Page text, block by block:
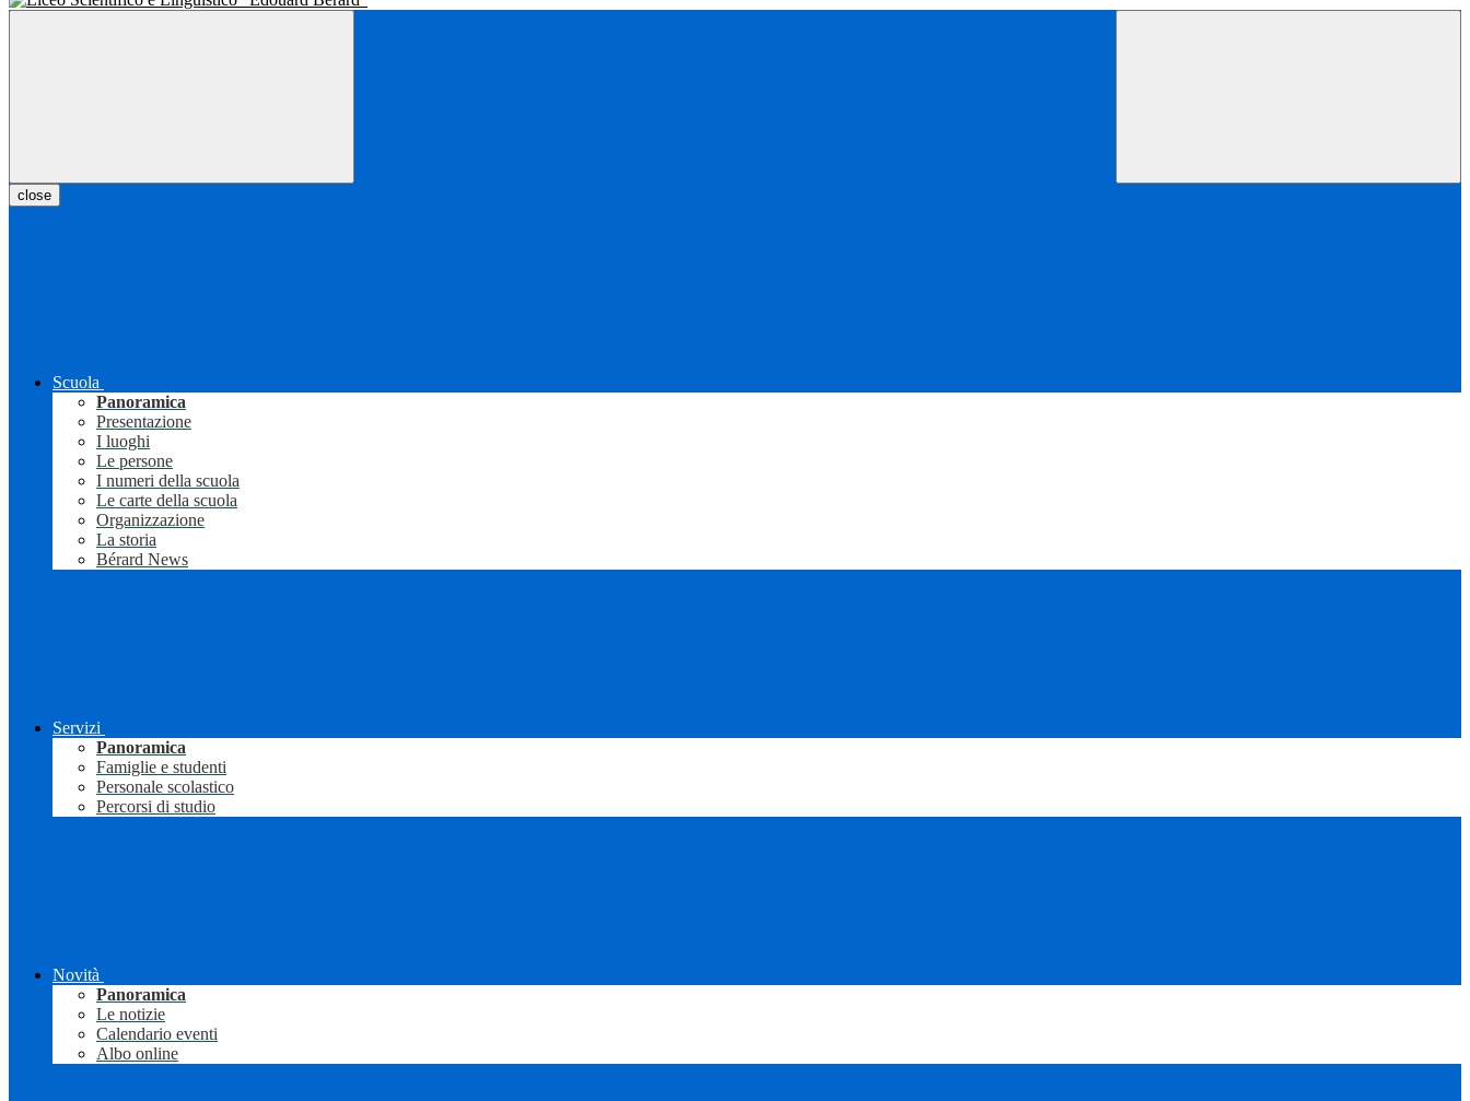
close
Scuola
Panoramica
Presentazione
I luoghi
Le persone
I numeri della scuola
Le carte della scuola
Organizzazione
La storia
Bérard News
Servizi
Panoramica
Famiglie e studenti
Personale scolastico
Percorsi di studio
Novità
Panoramica
Le notizie
Calendario eventi
Albo online